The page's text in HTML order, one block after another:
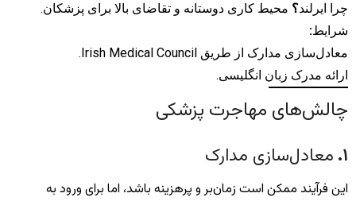
چرا ایرلند؟ محیط کاری دوستانه و تقاضای بالا برای پزشکان.
شرایط:
معادل‌سازی مدارک از طریق Irish Medical Council.
ارائه مدرک زبان انگلیسی.
چالش‌های مهاجرت پزشکی
۱. معادل‌سازی مدارک
این فرآیند ممکن است زمان‌بر و پرهزینه باشد، اما برای ورود به